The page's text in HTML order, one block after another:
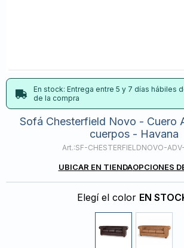
En stock: Entrega entre 5 y 7 días hábiles
de la compra
Sofá Chesterfield Novo - Cuero
cuerpos - Havana
SF-CHESTERFIELDNOVO-
UBICAR EN TIENDAOPCIONES
Elegí el color EN